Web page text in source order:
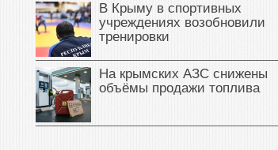
В Крыму в спортивных
учреждениях возобновили
тренировки
На крымских АЗС снижены
объёмы продажи топлива